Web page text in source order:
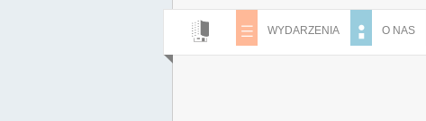
WYDARZENIA O NAS